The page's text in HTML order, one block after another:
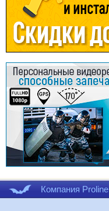
Компания Proline